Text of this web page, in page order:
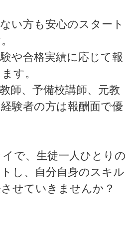
い方も安心のスタート
や合格実績に応じて報
す。
師、予備校講師、元教
験者の方は報酬面で優
で、生徒一人ひとりの
し、自分自身のスキル
せていきませんか？